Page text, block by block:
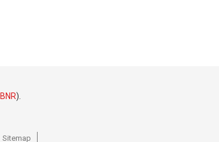
BNR).
Sitemap